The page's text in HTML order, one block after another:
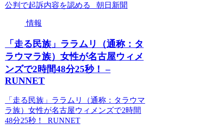
公判で起訴内容を認める 朝日新聞
情報
「走る民族」ララムリ（通称：タ
ラウマラ族）女性が名古屋ウィメ
ンズで2時間48分25秒！ –
RUNNET
「走る民族」ララムリ（通称：タラウマ
ラ族）女性が名古屋ウィメンズで2時間
48分25秒！ RUNNET